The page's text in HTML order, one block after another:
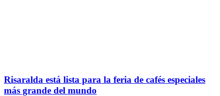
Risaralda está lista para la feria de cafés especiales
más grande del mundo